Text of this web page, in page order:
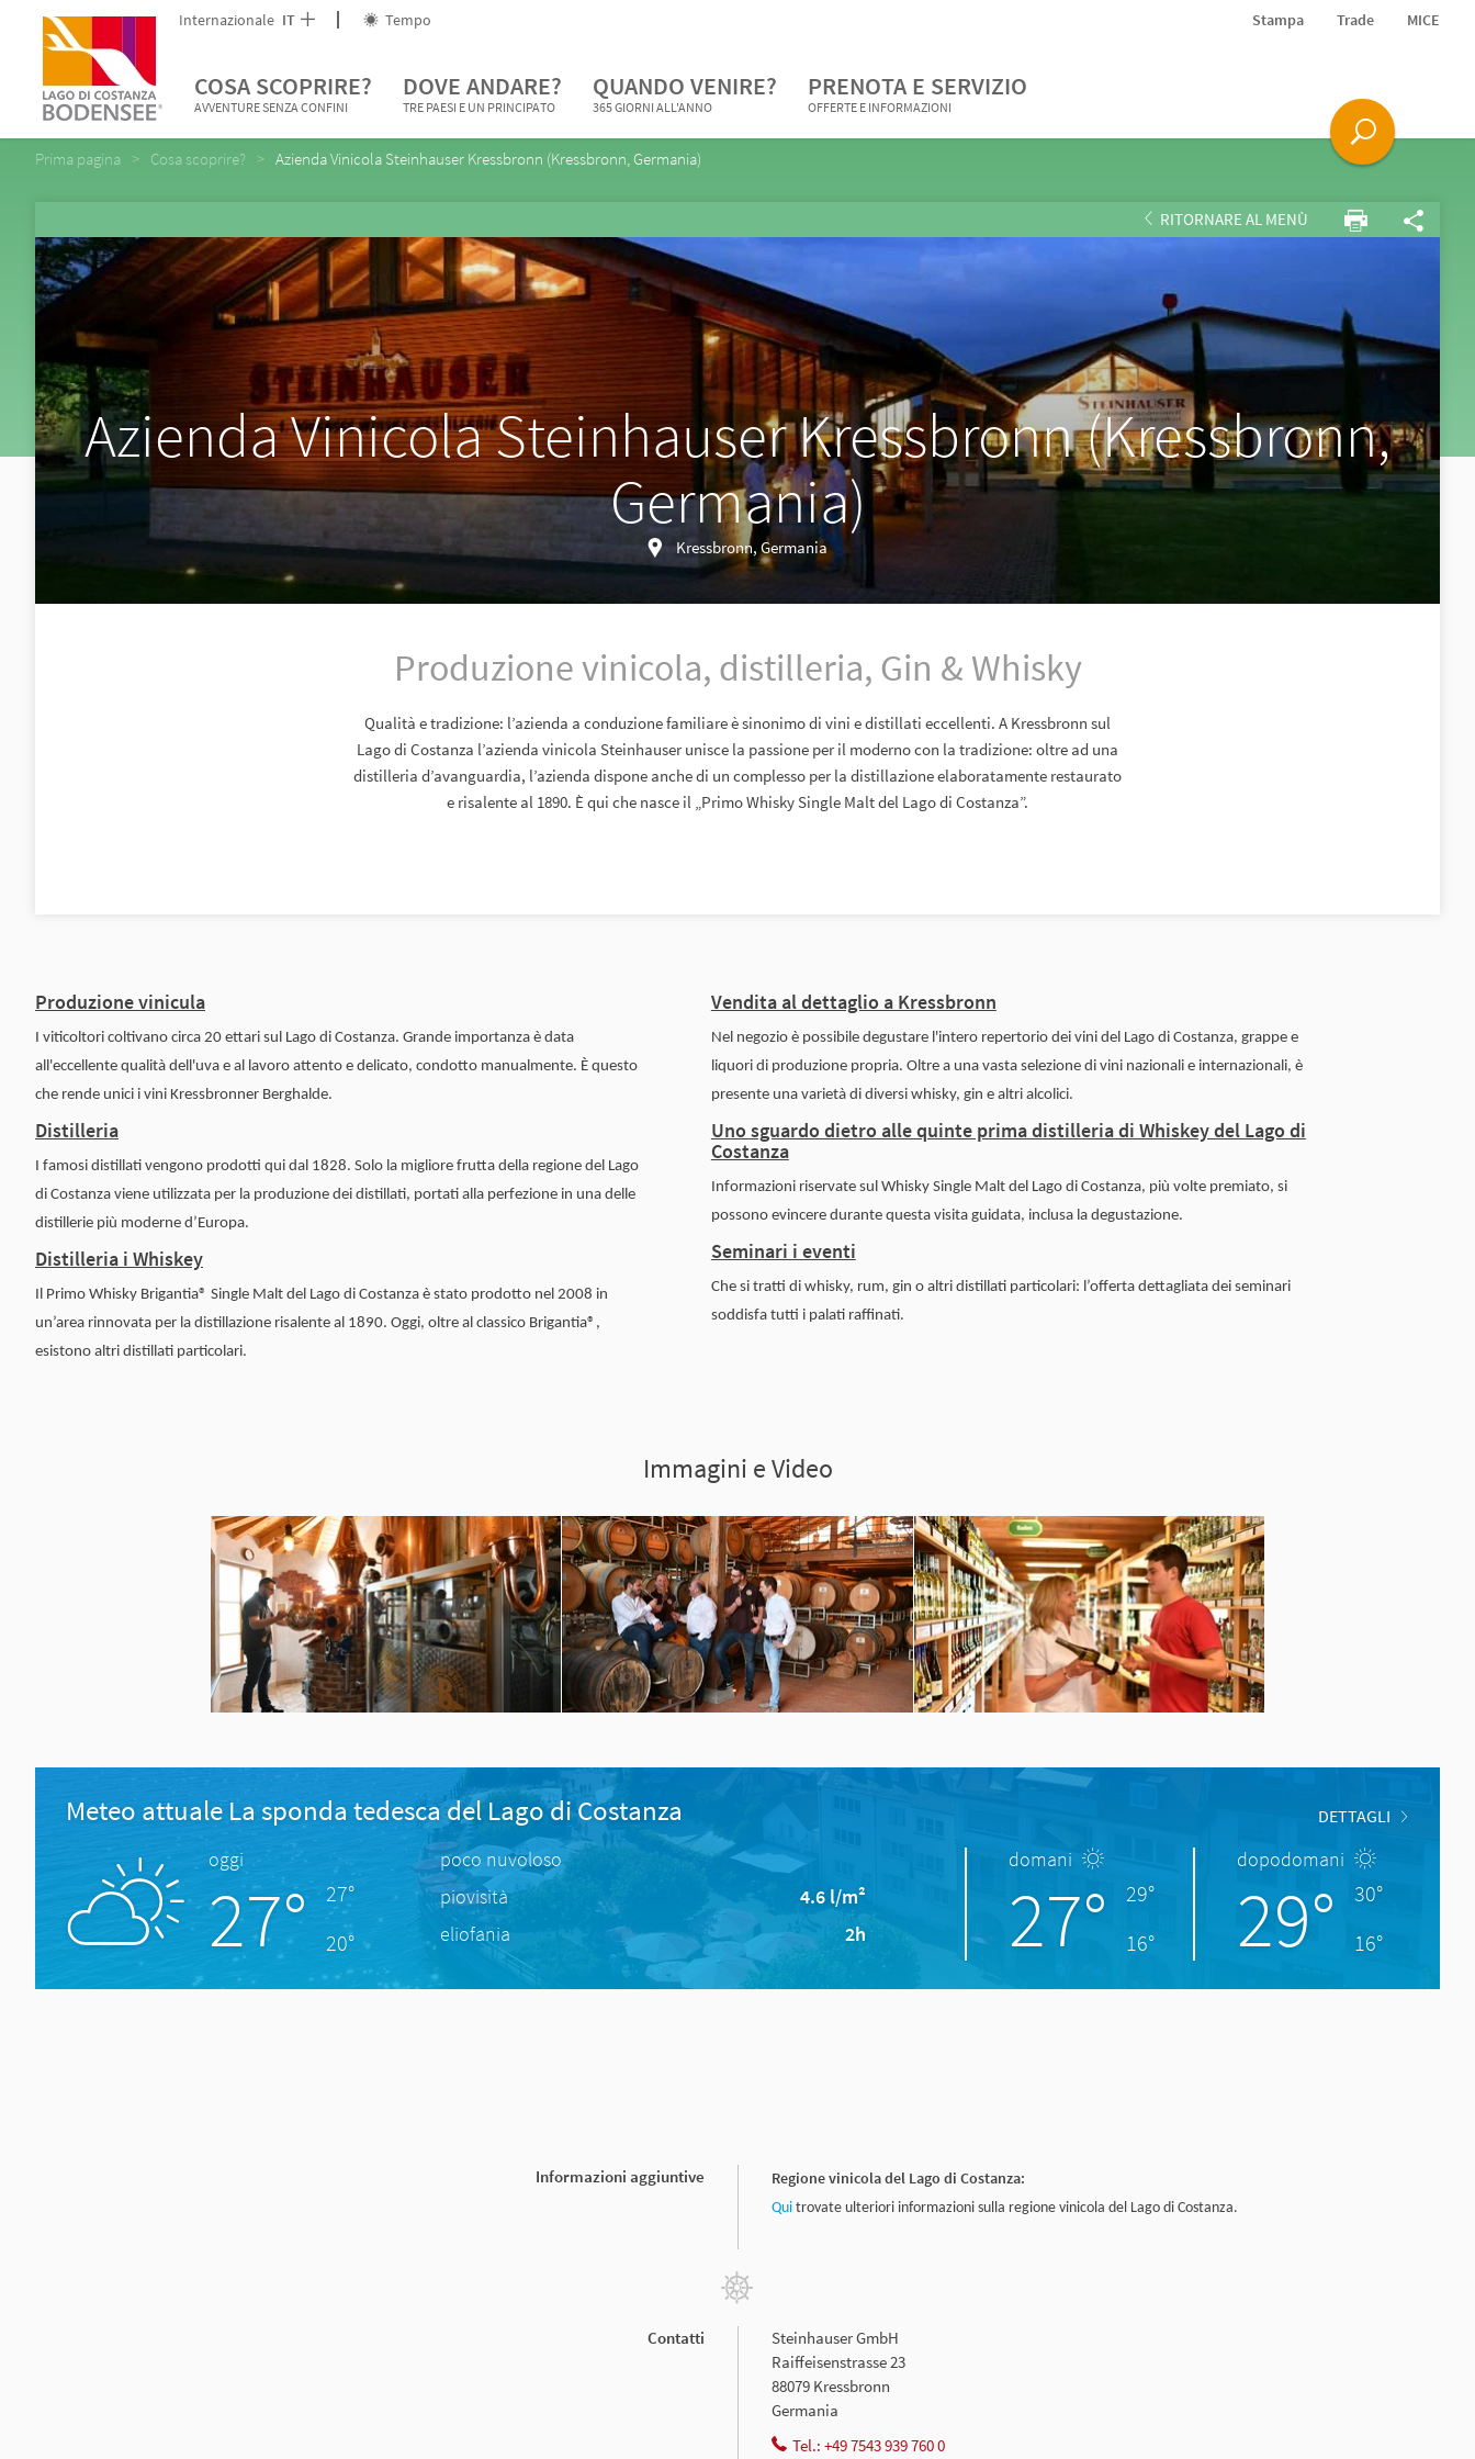
Internazionale IT Tempo Stampa Trade MICE
COSA SCOPRIRE?
AVVENTURE SENZA CONFINI
DOVE ANDARE?
TRE PAESI E UN PRINCIPATO
QUANDO VENIRE?
365 GIORNI ALL'ANNO
PRENOTA E SERVIZIO
OFFERTE E INFORMAZIONI
Prima pagina Cosa scoprire? Azienda Vinicola Steinhauser Kressbronn (Kressbronn, Germania)
RITORNARE AL MENÙ
Azienda Vinicola Steinhauser Kressbronn (Kressbronn,
Germania)
Kressbronn, Germania
Produzione vinicola, distilleria, Gin & Whisky
Qualità e tradizione: l’azienda a conduzione familiare è sinonimo di vini e distillati eccellenti. A Kressbronn sul
Lago di Costanza l’azienda vinicola Steinhauser unisce la passione per il moderno con la tradizione: oltre ad una
distilleria d’avanguardia, l’azienda dispone anche di un complesso per la distillazione elaboratamente restaurato
e risalente al 1890. È qui che nasce il „Primo Whisky Single Malt del Lago di Costanza”.
Produzione vinicula
I viticoltori coltivano circa 20 ettari sul Lago di Costanza. Grande importanza è data
all'eccellente qualità dell'uva e al lavoro attento e delicato, condotto manualmente. È questo
che rende unici i vini Kressbronner Berghalde.
Distilleria
I famosi distillati vengono prodotti qui dal 1828. Solo la migliore frutta della regione del Lago
di Costanza viene utilizzata per la produzione dei distillati, portati alla perfezione in una delle
distillerie più moderne d’Europa.
Distilleria i Whiskey
Il Primo Whisky Brigantia® Single Malt del Lago di Costanza è stato prodotto nel 2008 in
un’area rinnovata per la distillazione risalente al 1890. Oggi, oltre al classico Brigantia®,
esistono altri distillati particolari.
Vendita al dettaglio a Kressbronn
Nel negozio è possibile degustare l'intero repertorio dei vini del Lago di Costanza, grappe e
liquori di produzione propria. Oltre a una vasta selezione di vini nazionali e internazionali, è
presente una varietà di diversi whisky, gin e altri alcolici.
Uno sguardo dietro alle quinte prima distilleria di Whiskey del Lago di
Costanza
Informazioni riservate sul Whisky Single Malt del Lago di Costanza, più volte premiato, si
possono evincere durante questa visita guidata, inclusa la degustazione.
Seminari i eventi
Che si tratti di whisky, rum, gin o altri distillati particolari: l’offerta dettagliata dei seminari
soddisfa tutti i palati raffinati.
Immagini e Video
Meteo attuale La sponda tedesca del Lago di Costanza DETTAGLI
oggi
27°
27°
20°
poco nuvoloso
piovisità
4.6 l/m²
eliofania
2h
domani
27°
29°
16°
dopodomani
29°
30°
16°
Informazioni aggiuntive Regione vinicola del Lago di Costanza:
Qui trovate ulteriori informazioni sulla regione vinicola del Lago di Costanza.
Contatti
Steinhauser GmbH
Raiffeisenstrasse 23
88079 Kressbronn
Germania
Tel.: +49 7543 939 760 0